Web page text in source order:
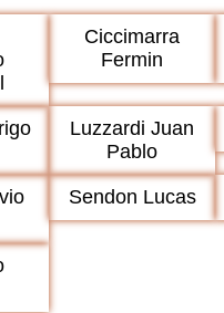
Ciccimarra
Fermin
Luzzardi Juan
Pablo
Sendon Lucas